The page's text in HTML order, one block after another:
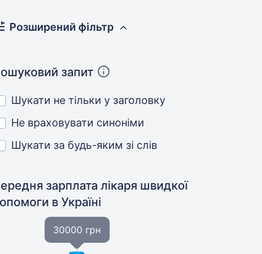
Розширений фільтр
запит
Шукати не тільки у заголовку
Не враховувати синоніми
Шукати за будь-яким зі слів
зарплата лікаря швидкої
в Україні
30000 грн